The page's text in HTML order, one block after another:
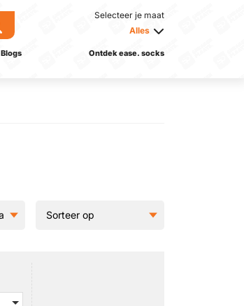
Selecteer je maat
Alles
Blogs Ontdek ease. socks